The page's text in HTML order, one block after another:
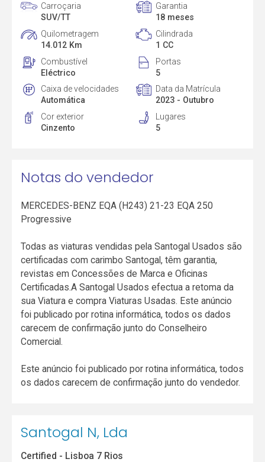
Carroçaria
SUV/TT
Garantia
18 meses
Quilometragem
14.012 Km
Cilindrada
1 CC
Combustível
Eléctrico
Portas
5
Caixa de velocidades
Automática
Data da Matrícula
2023 - Outubro
Cor exterior
Cinzento
Lugares
5
Notas do vendedor
MERCEDES-BENZ EQA (H243) 21-23 EQA 250
Progressive
Todas as viaturas vendidas pela Santogal Usados são
certificadas com carimbo Santogal, têm garantia,
revistas em Concessões de Marca e Oficinas
Certificadas.A Santogal Usados efectua a retoma da
sua Viatura e compra Viaturas Usadas. Este anúncio
foi publicado por rotina informática, todos os dados
carecem de confirmação junto do Conselheiro
Comercial.
Este anúncio foi publicado por rotina informática, todos
os dados carecem de confirmação junto do vendedor.
Santogal N, Lda
Certified - Lisboa 7 Rios